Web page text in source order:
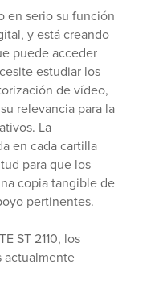
en serio su función
y está creando
puede acceder
estudiar los
de vídeo,
relevancia para la
La
en cada cartilla
para que los
copia tangible de
pertinentes.
ST 2110, los
actualmente